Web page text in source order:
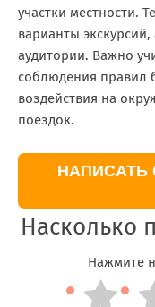
участки местности.
варианты
аудитории. Важно
соблюдения правил
воздействия на
поездок.
НАПИСАТЬ
Насколько
Нажмите